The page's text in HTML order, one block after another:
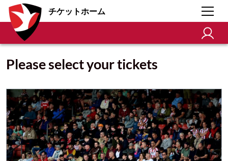
チケットホーム
Please select your tickets